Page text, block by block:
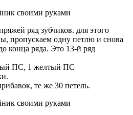
ряд зубчиков. для этого
пропускаем одну петлю и снова
конца ряда. Это 13-й ряд
ПС, 1 желтый ПС
те же 30 петель.